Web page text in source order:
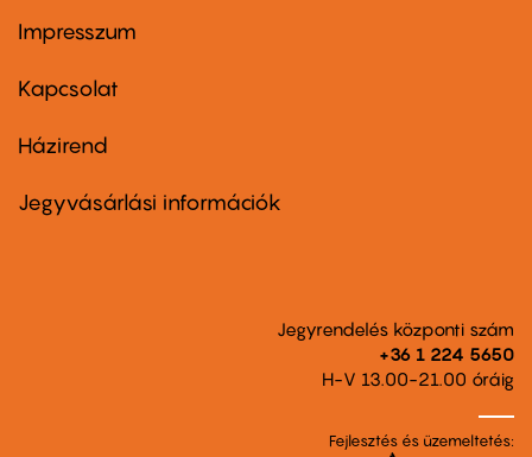
Footer
first
Impresszum
Kapcsolat
Footer
second
Házirend
Jegyvásárlási információk
Jegyrendelés központi szám
+36 1 224 5650
H-V 13.00-21.00 óráig
Fejlesztés és üzemeltetés: